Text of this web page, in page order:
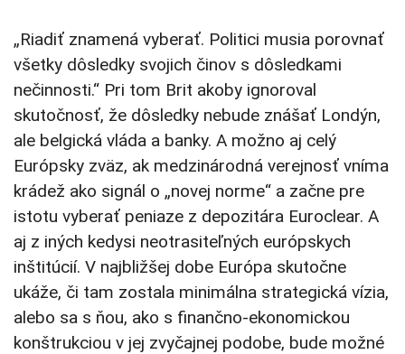
„Riadiť znamená vyberať. Politici musia porovnať
všetky dôsledky svojich činov s dôsledkami
nečinnosti.“ Pri tom Brit akoby ignoroval
skutočnosť, že dôsledky nebude znášať Londýn,
ale belgická vláda a banky. A možno aj celý
Európsky zväz, ak medzinárodná verejnosť vníma
krádež ako signál o „novej norme“ a začne pre
istotu vyberať peniaze z depozitára Euroclear. A
aj z iných kedysi neotrasiteľných európskych
inštitúcií. V najbližšej dobe Európa skutočne
ukáže, či tam zostala minimálna strategická vízia,
alebo sa s ňou, ako s finančno-ekonomickou
konštrukciou v jej zvyčajnej podobe, bude možné